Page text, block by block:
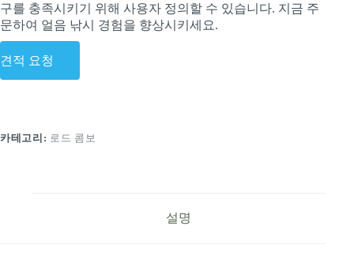
구를 충족시키기 위해 사용자 정의할 수 있습니다. 지금 주
문하여 얼음 낚시 경험을 향상시키세요.
견적 요청
카테고리: 로드 콤보
설명